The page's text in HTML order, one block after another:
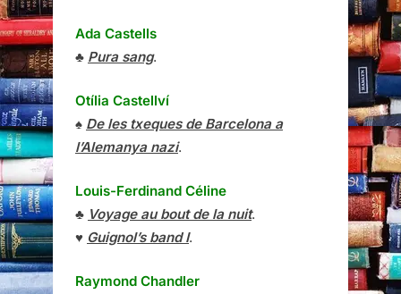
Ada Castells
♣ Pura sang.
Otília Castellví
♠ De les txeques de Barcelona a
l’Alemanya nazi.
Louis-Ferdinand Céline
♣ Voyage au bout de la nuit.
♥ Guignol’s band I.
Raymond Chandler